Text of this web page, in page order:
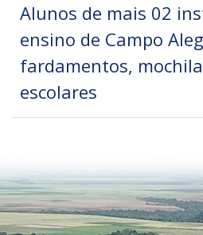
Alunos de mais 02
ensino de Campo
fardamentos,
escolares